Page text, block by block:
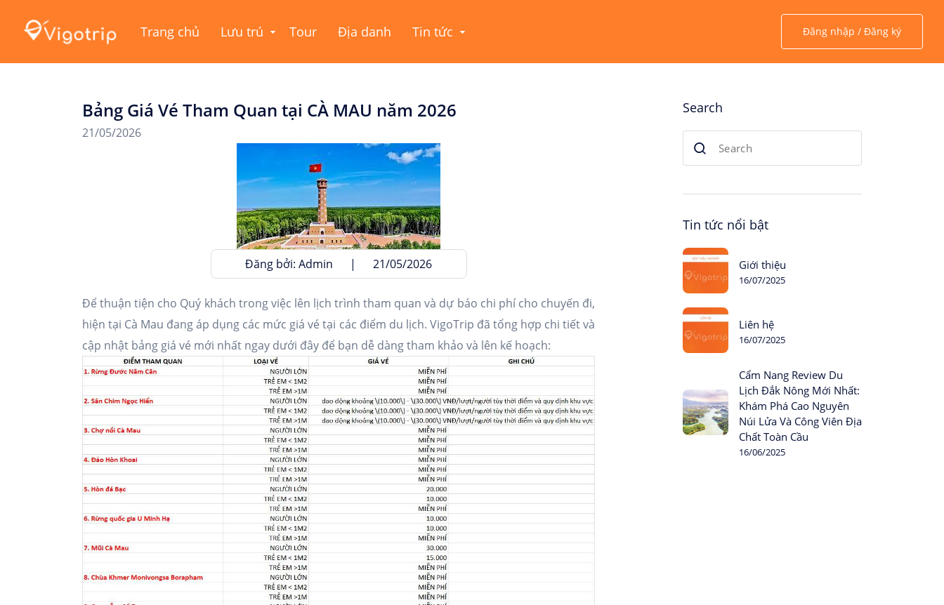
Trang chủ Lưu trú Tour Địa danh Tin tức Đăng nhập / Đăng ký
Bảng Giá Vé Tham Quan tại CÀ MAU năm 2026
21/05/2026
Đăng bởi: Admin | 21/05/2026
Để thuận tiện cho Quý khách trong việc lên lịch trình tham quan và dự báo chi phí cho chuyến đi,
hiện tại Cà Mau đang áp dụng các mức giá vé tại các điểm du lịch. VigoTrip đã tổng hợp chi tiết và
cập nhật bảng giá vé mới nhất ngay dưới đây để bạn dễ dàng tham khảo và lên kế hoạch:
Search
Tin tức nổi bật
Giới thiệu
16/07/2025
Liên hệ
16/07/2025
Cẩm Nang Review Du
Lịch Đắk Nông Mới Nhất:
Khám Phá Cao Nguyên
Núi Lửa Và Công Viên Địa
Chất Toàn Cầu
16/06/2025